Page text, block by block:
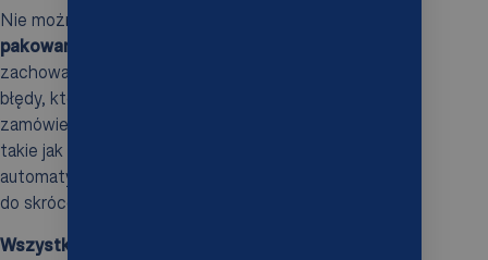
Nie można także zapominać o znaczeniu
pakowania
zachowaniu wysokiej jakości. Minimalizuje bowiem
błędy, które mogą wystąpić podczas pakowania
zamówień.
takie jak
automatyzują część procesu kompletacji, co prowadzi
do skrócenia czasów realizacji i poprawy precyzji.
Wszystkie te nowoczesne technologie